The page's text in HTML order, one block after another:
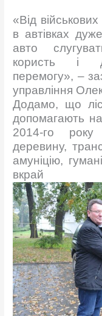
«Від
в автівках
авто
користь і
перемогу», –
управління
Додамо, що
допомагають
2014-го
деревину,
амуніцію,
вкрай